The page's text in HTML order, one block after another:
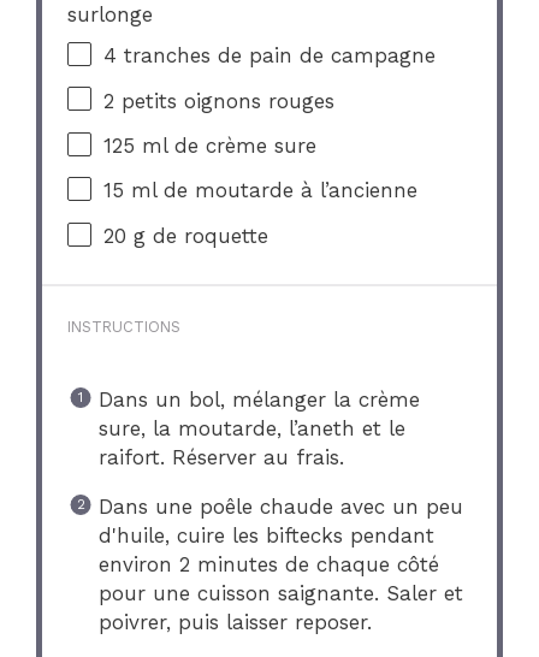
surlonge
4 tranches de pain de campagne
2 petits oignons rouges
125 ml de crème sure
15 ml de moutarde à l’ancienne
20 g de roquette
INSTRUCTIONS
Dans un bol, mélanger la crème
sure, la moutarde, l’aneth et le
raifort. Réserver au frais.
Dans une poêle chaude avec un peu
d'huile, cuire les biftecks pendant
environ 2 minutes de chaque côté
pour une cuisson saignante. Saler et
poivrer, puis laisser reposer.